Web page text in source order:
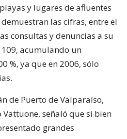
y lugares de afluentes
las cifras, entre el
consultas y denuncias a su
acumulando un
%, ya que en 2006, sólo
de Puerto de Valparaíso,
señaló que si bien
grandes